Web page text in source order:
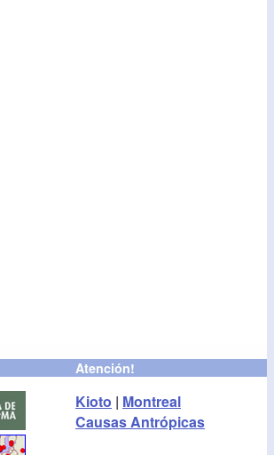
Atención!
Kioto | Montreal
Causas Antrópicas